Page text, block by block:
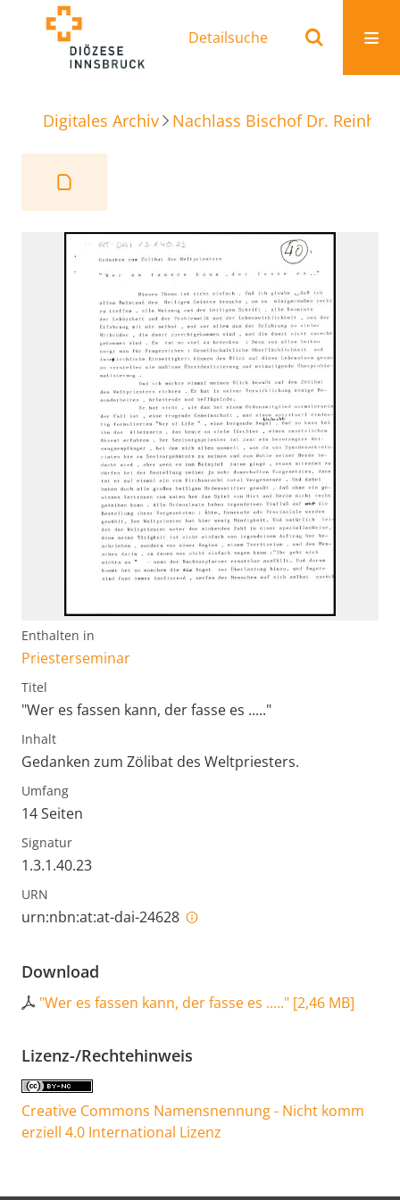
Detailsuche
Digitales Archiv Nachlass Bischof Dr.
Enthalten in
Priesterseminar
Titel
"Wer es fassen kann, der fasse es ....."
Inhalt
Gedanken zum Zölibat des Weltpriesters.
Umfang
14 Seiten
Signatur
1.3.1.40.23
URN
urn:nbn:at:at-dai-24628
Download
"Wer es fassen kann, der fasse es ....." [2,46 MB]
Lizenz-/Rechtehinweis
Creative Commons Namensnennung - Nicht komm
erziell 4.0 International Lizenz